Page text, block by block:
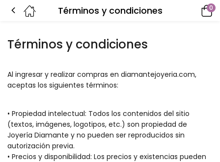
Términos y condiciones 0
Términos y condiciones
Al ingresar y realizar compras en diamantejoyeria.com,
aceptas los siguientes términos:
• Propiedad intelectual: Todos los contenidos del sitio
(textos, imágenes, logotipos, etc.) son propiedad de
Joyería Diamante y no pueden ser reproducidos sin
autorización previa.
• Precios y disponibilidad: Los precios y existencias pueden